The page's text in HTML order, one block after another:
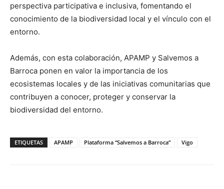
perspectiva participativa e inclusiva, fomentando el
conocimiento de la biodiversidad local y el vínculo con el
entorno.
Además, con esta colaboración, APAMP y Salvemos a
Barroca ponen en valor la importancia de los
ecosistemas locales y de las iniciativas comunitarias que
contribuyen a conocer, proteger y conservar la
biodiversidad del entorno.
ETIQUETAS APAMP Plataforma “Salvemos a Barroca” Vigo